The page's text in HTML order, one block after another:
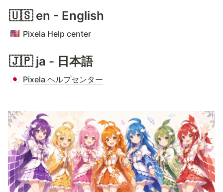
🇺🇸 en - English
🇺🇸 Pixela Help center
🇯🇵 ja - 日本語
🇯🇵 Pixela ヘルプセンター